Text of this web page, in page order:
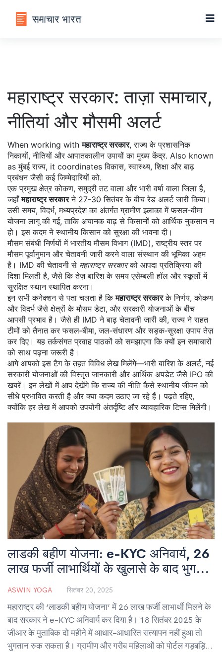
महाराष्ट्र सरकार: ताज़ा समाचार,
नीतियां और मौसमी अलर्ट
When working withमहाराष्ट्र सरकार,राज्य के प्रशासनिक
निकायों, नीतियों और आपातकालीन उपायों का मुख्य केंद्र. Also known
asमुंबई राज्य, it coordinates विकास, स्वास्थ्य, शिक्षा और बाढ़
प्रबंधन जैसी कई जिम्मेदारियों को.
एक प्रमुख क्षेत्रकोकण,समुद्री तट वाला और भारी वर्षा वाला जिला है,
जहाँमहाराष्ट्र सरकारने 27-30 सितंबर के बीच रेड अलर्ट जारी किया।
उसी समय,विदर्भ,मध्यप्रदेश का अंतर्गत ग्रामीण इलाका में फसल‑बीमा
योजना लागू की गई, ताकि अचानक बाढ़ से किसानों को आर्थिक नुकसान न
हो। इस कदम ने स्थानीय किसान को सुरक्षा की भावना दी।
मौसम संबंधी निर्णयों में भारतीय मौसम विभाग (IMD),राष्ट्रीय स्तर पर
मौसम पूर्वानुमान और चेतावनी जारी करने वाला संस्थानकी भूमिका अहम
है। IMD की चेतावनी से महाराष्ट्र सरकारको आपदा प्रतिक्रिया की
दिशा मिलती है, जैसे कि तेज़ बारिश के समय एसेम्बली हॉल और स्कूलों में
सुरक्षित स्थान स्थापित करना।
इन सभी कनेक्शन से पता चलता है किमहाराष्ट्र सरकारके निर्णय, कोकण
और विदर्भ जैसे क्षेत्रों के मौसम डेटा, और सरकारी योजनाओं के बीच
आपसी प्रभाव है। जैसे ही IMD ने बाढ़ चेतावनी जारी की, राज्य ने राहत
टीमों को तैनात कर फसल‑बीमा, जल‑संधारण और सड़क‑सुरक्षा उपाय तेज़
कर दिए। यह तर्कसंगत प्रवाह पाठकों को समझाएगा कि क्यों इन समाचारों
को साथ पढ़ना जरूरी है।
आगे आपको इस टैग के तहत विविध लेख मिलेंगे—भारी बारिश के अलर्ट, नई
सरकारी योजनाओं की विस्तृत जानकारी और आर्थिक अपडेट जैसे IPO की
खबरें। इन लेखों में आप देखेंगे कि राज्य की नीति कैसे स्थानीय जीवन को
सीधे प्रभावित करती है और क्या कदम उठाए जा रहे हैं। पढ़ते रहिए,
क्योंकि हर लेख में आपको उपयोगी अंतर्दृष्टि और व्यावहारिक टिप्स मिलेंगी।
लाडकी बहीण योजना: e-KYC अनिवार्य, 26
लाख फर्जी लाभार्थियों के खुलासे के बाद भुगतान
पर संकट
ASWIN YOGA सितंबर 20, 2025
महाराष्ट्र की ‘लाडकी बहीण योजना’ में 26 लाख फर्जी लाभार्थी मिलने के
बाद सरकार ने e-KYC अनिवार्य कर दिया है। 18 सितंबर 2025 के
जीआर के मुताबिक दो महीने में आधार-आधारित सत्यापन नहीं हुआ तो
भुगतान रुक सकता है। ग्रामीण और गरीब महिलाओं को पोर्टल गड़बड़ियों